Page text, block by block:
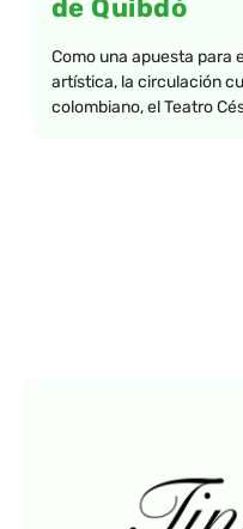
de Quibdó
Como una apuesta para
artística, la circulación
colombiano, el Teatro